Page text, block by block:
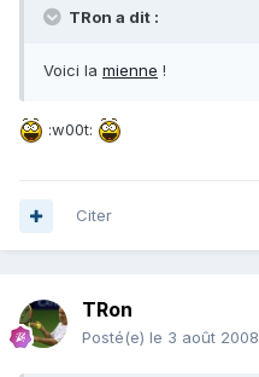
TRon a dit :
Voici la mienne !
:w00t:
Citer
TRon
Posté(e) le 3 août 2008